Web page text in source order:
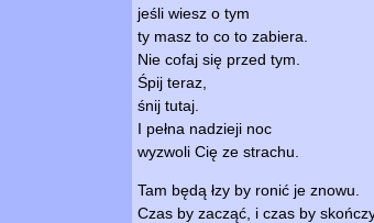
jeśli wiesz o tym
ty masz to co to zabiera.
Nie cofaj się przed tym.
Śpij teraz,
śnij tutaj.
I pełna nadzieji noc
wyzwoli Cię ze strachu.
Tam będą łzy by ronić je znowu.
Czas by zacząć, i czas by